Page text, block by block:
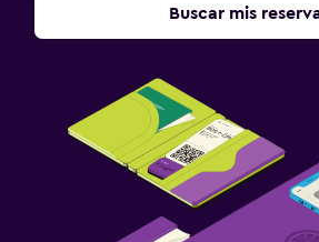
Buscar mis